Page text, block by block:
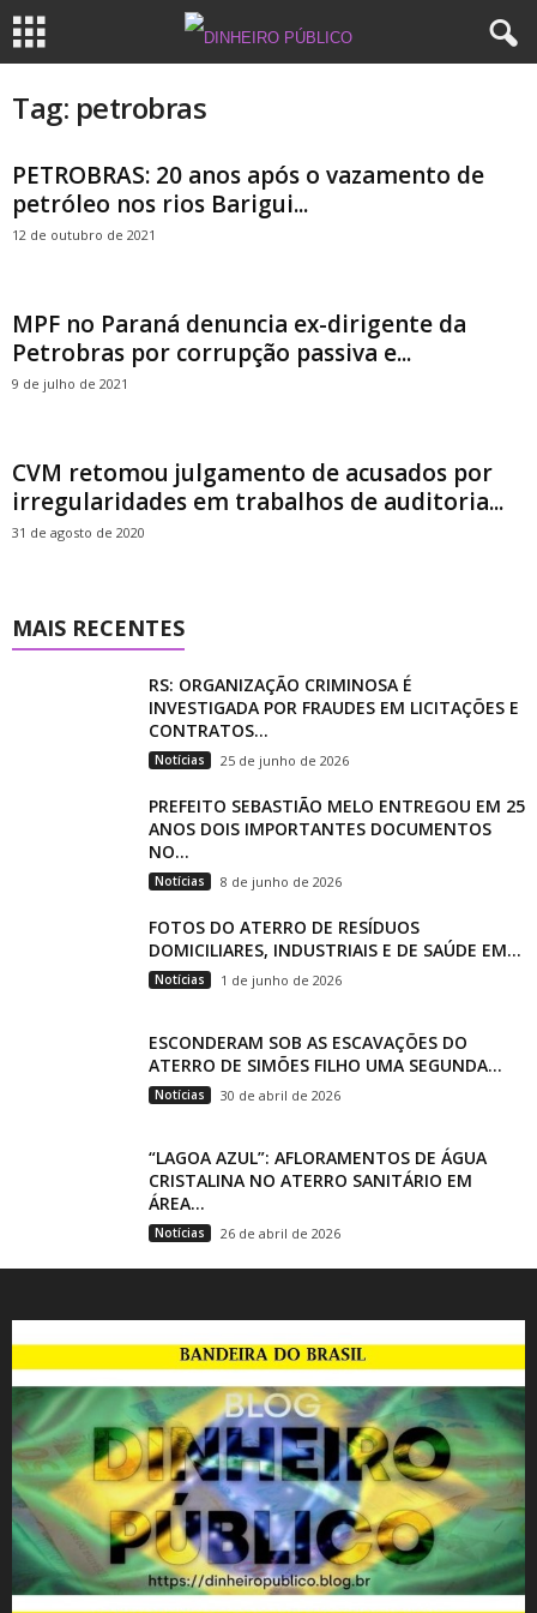
Tag: petrobras
PETROBRAS: 20 anos após o vazamento de
petróleo nos rios Barigui...
12 de outubro de 2021
MPF no Paraná denuncia ex-dirigente da
Petrobras por corrupção passiva e...
9 de julho de 2021
CVM retomou julgamento de acusados por
irregularidades em trabalhos de auditoria...
31 de agosto de 2020
MAIS RECENTES
RS: ORGANIZAÇÃO CRIMINOSA É
INVESTIGADA POR FRAUDES EM LICITAÇÕES E
CONTRATOS...
Notícias 25 de junho de 2026
PREFEITO SEBASTIÃO MELO ENTREGOU EM 25
ANOS DOIS IMPORTANTES DOCUMENTOS
NO...
Notícias 8 de junho de 2026
FOTOS DO ATERRO DE RESÍDUOS
DOMICILIARES, INDUSTRIAIS E DE SAÚDE EM...
Notícias 1 de junho de 2026
ESCONDERAM SOB AS ESCAVAÇÕES DO
ATERRO DE SIMÕES FILHO UMA SEGUNDA...
Notícias 30 de abril de 2026
“LAGOA AZUL”: AFLORAMENTOS DE ÁGUA
CRISTALINA NO ATERRO SANITÁRIO EM
ÁREA...
Notícias 26 de abril de 2026